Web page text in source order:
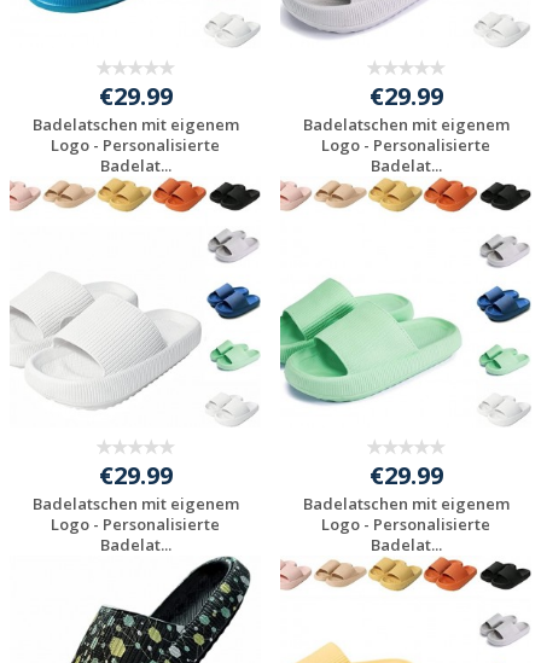
€29.99
Badelatschen mit eigenem
Logo - Personalisierte
Badelat...
Preis unverbindlich
€29.99
Badelatschen mit eigenem
Logo - Personalisierte
Badelat...
Preis unverbindlich
€29.99
Badelatschen mit eigenem
Logo - Personalisierte
Badelat...
Preis unverbindlich
anfragen
€29.99
Badelatschen mit eigenem
Logo - Personalisierte
Badelat...
Preis unverbindlich